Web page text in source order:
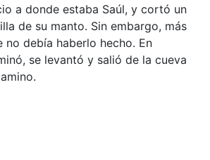
a donde estaba Saúl, y cortó un
de su manto. Sin embargo, más
no debía haberlo hecho. En
se levantó y salió de la cueva